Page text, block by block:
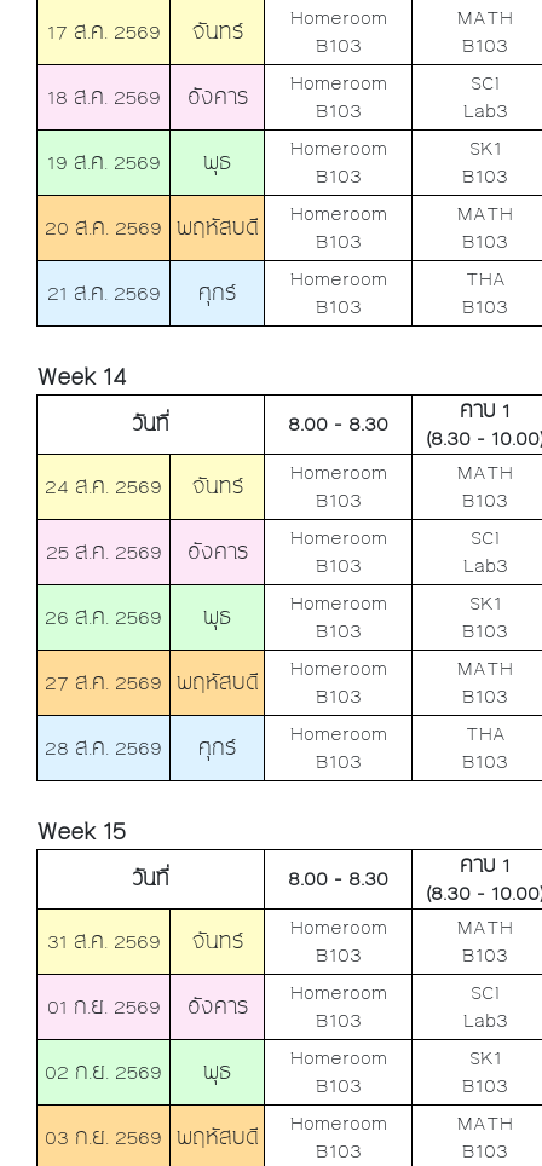
17 ส.ค. 2569
จันทร์
Homeroom
B103
MATH
B103
18 ส.ค. 2569
อังคาร
Homeroom
B103
SCI
Lab3
19 ส.ค. 2569
พุธ
Homeroom
B103
SK1
B103
20 ส.ค. 2569 พฤหัสบดี
Homeroom
B103
MATH
B103
21 ส.ค. 2569
ศุกร์
Homeroom
B103
THA
B103
Week 14
วันที่ 8.00 - 8.30
คาบ 1
(8.30 -
24 ส.ค. 2569
จันทร์
Homeroom
B103
MATH
B103
25 ส.ค. 2569
อังคาร
Homeroom
B103
SCI
Lab3
26 ส.ค. 2569
พุธ
Homeroom
B103
SK1
B103
27 ส.ค. 2569 พฤหัสบดี
Homeroom
B103
MATH
B103
28 ส.ค. 2569
ศุกร์
Homeroom
B103
THA
B103
Week 15
วันที่ 8.00 - 8.30
คาบ 1
(8.30 -
31 ส.ค. 2569
จันทร์
Homeroom
B103
MATH
B103
01 ก.ย. 2569
อังคาร
Homeroom
B103
SCI
Lab3
02 ก.ย. 2569
พุธ
Homeroom
B103
SK1
B103
03 ก.ย. 2569 พฤหัสบดี
Homeroom
B103
MATH
B103